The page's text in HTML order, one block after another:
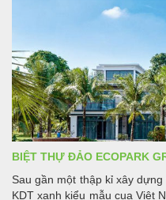
Residences được ví như
BIỆT THỰ ĐẢO ECOPARK
Sau gần một thập kỉ xây
KDT xanh kiểu mẫu cua Việt